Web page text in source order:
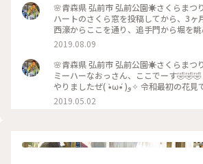
🌸青森県 弘前市 弘前公園☀さくらまつり その19
ハートのさくら窓を投稿してから、3ヶ
西濠からここを通り、追手門から堀を
帰路に着きました🚶 ハートの桜窓。場所はスポット情報に正
確に入れたので、来年以降見に行く方
(´꒳｀*) 🔹🔸🔹🐤🔸🔹🔸🐤🔹🔸🔹 前回は横カットだったので、
地面すれすれからの縦構図をスクエアに
多めの人混みの中、ハートに食いつく
忘れずにいたいと思います🤣🤣🤣 (令和元年
県 #弘前市 #弘前公園 #弘前さくらまつり #桜 #夜桜 #ＧＷ青森
2019.08.09
🌸青森県 弘前市 弘前公園☀さくらまつり その0 ハ
ミーハーなおっさん、ここでーす
やりましたぜ( •̀ω•́ )و✧ 令和最初の花見です🌸 弘前さくらまつ
り で半分シークレットスポットのよう
な桜の窓☝ 日本一の呼び声も高いこの
綺麗な｢♡｣に見えます☝ スゴいですね♪
2019.05.02